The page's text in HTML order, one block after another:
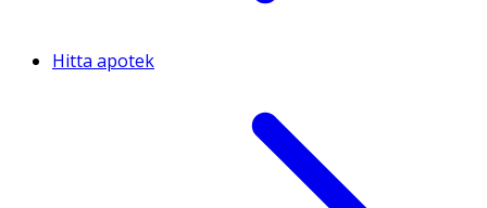
Hitta apotek